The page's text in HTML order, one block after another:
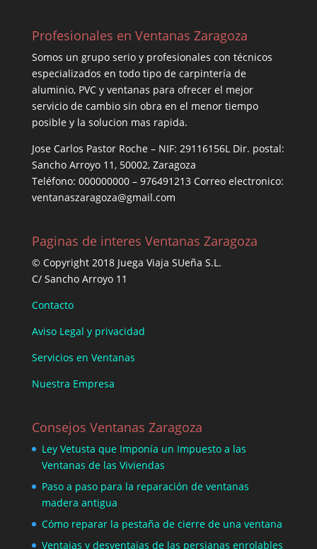
Profesionales en Ventanas Zaragoza
Somos un grupo serio y profesionales con técnicos
especializados en todo tipo de carpintería de
aluminio, PVC y ventanas para ofrecer el mejor
servicio de cambio sin obra en el menor tiempo
posible y la solucion mas rapida.
Jose Carlos Pastor Roche – NIF: 29116156L Dir. postal:
Sancho Arroyo 11, 50002, Zaragoza
Teléfono: 000000000 – 976491213 Correo electronico:
ventanaszaragoza@gmail.com
Paginas de interes Ventanas Zaragoza
© Copyright 2018 Juega Viaja SUeña S.L.
C/ Sancho Arroyo 11
Contacto
Aviso Legal y privacidad
Servicios en Ventanas
Nuestra Empresa
Consejos Ventanas Zaragoza
Ley Vetusta que Imponía un Impuesto a las
Ventanas de las Viviendas
Paso a paso para la reparación de ventanas
madera antigua
Cómo reparar la pestaña de cierre de una ventana
Ventajas y desventajas de las persianas enrolables